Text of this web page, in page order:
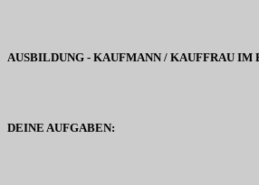
AUSBILDUNG - KAUFMANN / KAUFFRAU
DEINE AUFGABEN: